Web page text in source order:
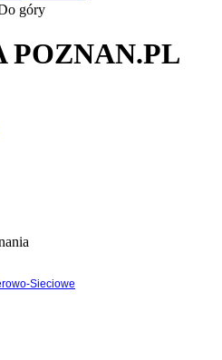
góry
POZNAN.PL
Sieciowe